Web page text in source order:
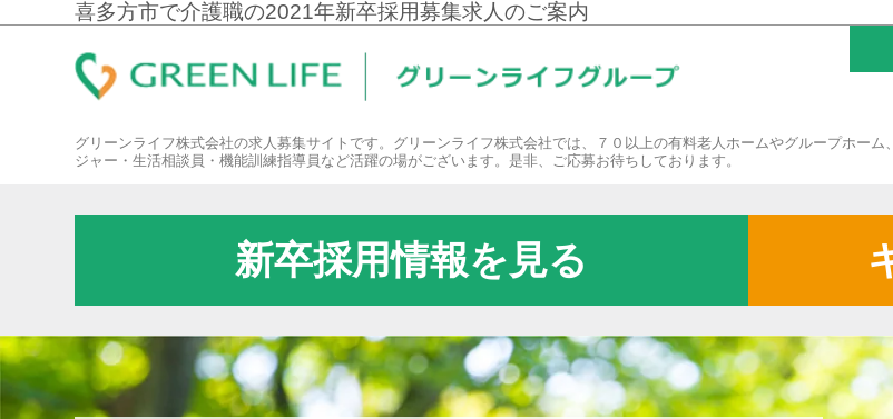
喜多方市で介護職の2021年新卒採用募集求人のご案内
グリーンライフ株式会社の求人募集サイトです。グリーンライフ株式会社では、７０以上の有料老人ホームやグループホー
ジャー・生活相談員・機能訓練指導員など活躍の場がございます。是非、ご応募お待ちしております。
新卒採用情報を見る